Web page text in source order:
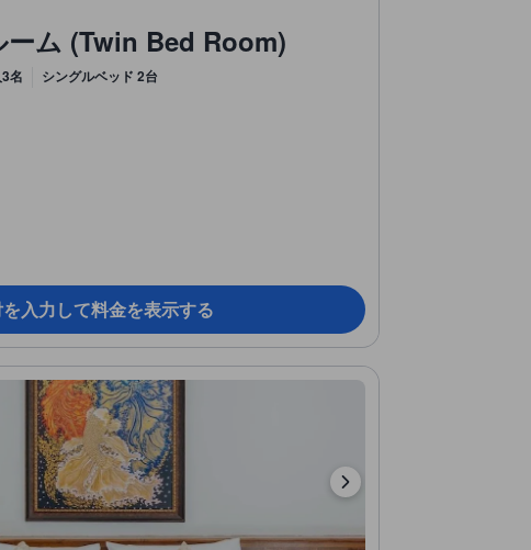
ム (Twin Bed Room)
名 シングルベッド 2台
を入力して料金を表示する